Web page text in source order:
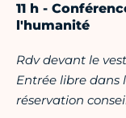
11 h -
l'humanité
Rdv devant le
Entrée libre dans
réservation